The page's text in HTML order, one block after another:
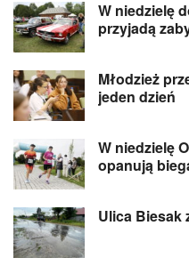
W niedzielę
przyjadą
Młodzież
jeden dzień
W niedzielę
opanują
Ulica Biesak